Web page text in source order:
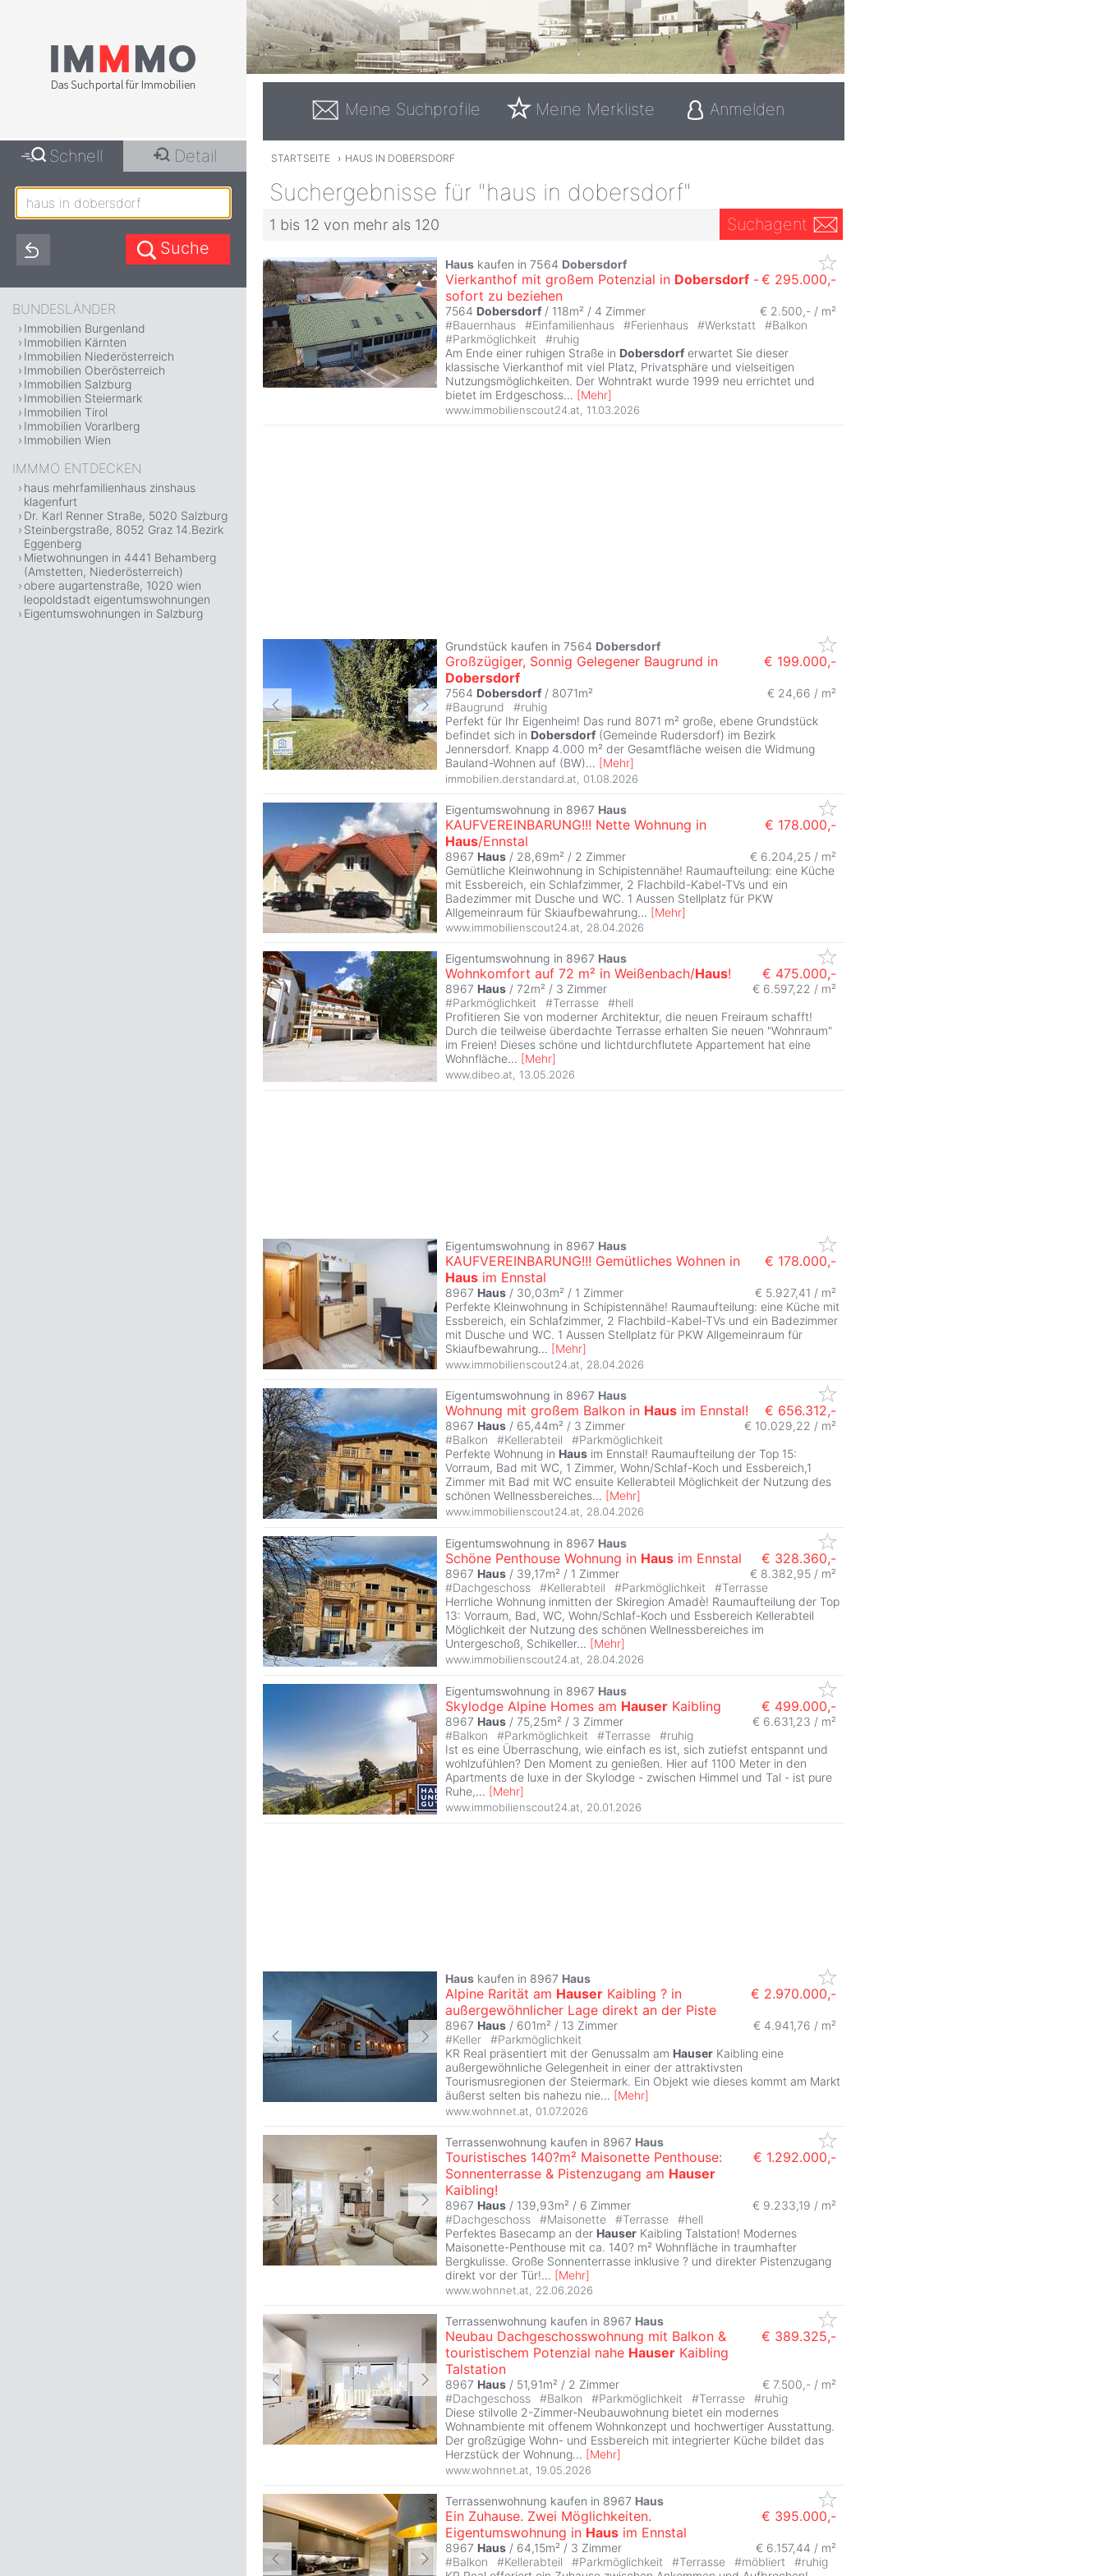
Meine Suchprofile Meine Merkliste Anmelden
STARTSEITE › HAUS IN DOBERSDORF
Suchergebnisse für "haus in dobersdorf"
1 bis 12 von mehr als 120 Suchagent
Haus kaufen in 7564 Dobersdorf
Vierkanthof mit großem Potenzial in Dobersdorf -
sofort zu beziehen
€ 295.000,-
7564 Dobersdorf / 118m² / 4 Zimmer
€ 2.500,- / m²
#Bauernhaus #Einfamilienhaus #Ferienhaus #Werkstatt #Balkon
#Parkmöglichkeit #ruhig
Am Ende einer ruhigen Straße in Dobersdorf erwartet Sie dieser
klassische Vierkanthof mit viel Platz, Privatsphäre und vielseitigen
Nutzungsmöglichkeiten. Der Wohntrakt wurde 1999 neu errichtet und
bietet im Erdgeschoss... [Mehr]
www.immobilienscout24.at 11.03.2026
Grundstück kaufen in 7564 Dobersdorf
Großzügiger, Sonnig Gelegener Baugrund in
Dobersdorf
€ 199.000,-
7564 Dobersdorf / 8071m² € 24,66 / m²
#Baugrund #ruhig
Perfekt für Ihr Eigenheim! Das rund 8071 m² große, ebene Grundstück
befindet sich in Dobersdorf (Gemeinde Rudersdorf) im Bezirk
Jennersdorf. Knapp 4.000 m² der Gesamtfläche weisen die Widmung
Bauland-Wohnen auf (BW)... [Mehr]
immobilien.derstandard.at 01.08.2026
Eigentumswohnung in 8967 Haus
KAUFVEREINBARUNG!!! Nette Wohnung in
Haus/Ennstal
€ 178.000,-
8967 Haus / 28,69m² / 2 Zimmer
€ 6.204,25 / m²
Gemütliche Kleinwohnung in Schipistennähe! Raumaufteilung: eine Küche
mit Essbereich, ein Schlafzimmer, 2 Flachbild-Kabel-TVs und ein
Badezimmer mit Dusche und WC. 1 Aussen Stellplatz für PKW
Allgemeinraum für Skiaufbewahrung... [Mehr]
www.immobilienscout24.at, 28.04.2026
Eigentumswohnung in 8967 Haus
Wohnkomfort auf 72 m² in Weißenbach/Haus! € 475.000,-
8967 Haus / 72m² / 3 Zimmer
€ 6.597,22 / m²
#Parkmöglichkeit #Terrasse #hell
Profitieren Sie von moderner Architektur, die neuen Freiraum schafft!
Durch die teilweise überdachte Terrasse erhalten Sie neuen "Wohnraum"
im Freien! Dieses schöne und lichtdurchflutete Appartement hat eine
Wohnfläche... [Mehr]
www.dibeo.at 13.05.2026
Eigentumswohnung in 8967 Haus
KAUFVEREINBARUNG!!! Gemütliches Wohnen in
Haus im Ennstal
€ 178.000,-
8967 Haus / 30,03m² / 1 Zimmer
€ 5.927,41 / m²
Perfekte Kleinwohnung in Schipistennähe! Raumaufteilung: eine Küche mit
Essbereich, ein Schlafzimmer, 2 Flachbild-Kabel-TVs und ein Badezimmer
mit Dusche und WC. 1 Aussen Stellplatz für PKW Allgemeinraum für
Skiaufbewahrung... [Mehr]
www.immobilienscout24.at 28.04.2026
Eigentumswohnung in 8967 Haus
Wohnung mit großem Balkon in Haus im Ennstal! € 656.312,-
8967 Haus / 65,44m² / 3 Zimmer
€ 10.029,22 / m²
#Balkon #Kellerabteil #Parkmöglichkeit
Perfekte Wohnung in Haus im Ennstal! Raumaufteilung der Top 15:
Vorraum, Bad mit WC, 1 Zimmer, Wohn/Schlaf-Koch und Essbereich,1
Zimmer mit Bad mit WC ensuite Kellerabteil Möglichkeit der Nutzung des
schönen Wellnessbereiches... [Mehr]
www.immobilienscout24.at 28.04.2026
Eigentumswohnung in 8967 Haus
Schöne Penthouse Wohnung in Haus im Ennstal € 328.360,-
8967 Haus / 39,17m² / 1 Zimmer
€ 8.382,95 / m²
#Dachgeschoss #Kellerabteil #Parkmöglichkeit #Terrasse
Herrliche Wohnung inmitten der Skiregion Amadè! Raumaufteilung der Top
13: Vorraum, Bad, WC, Wohn/Schlaf-Koch und Essbereich Kellerabteil
Möglichkeit der Nutzung des schönen Wellnessbereiches im
Untergeschoß, Schikeller... [Mehr]
www.immobilienscout24.at 28.04.2026
Eigentumswohnung in 8967 Haus
Skylodge Alpine Homes am Hauser Kaibling € 499.000,-
8967 Haus / 75,25m² / 3 Zimmer
€ 6.631,23 / m²
#Balkon #Parkmöglichkeit #Terrasse #ruhig
Ist es eine Überraschung, wie einfach es ist, sich zutiefst entspannt und
wohlzufühlen? Den Moment zu genießen. Hier auf 1100 Meter in den
Apartments de luxe in der Skylodge - zwischen Himmel und Tal - ist pure
Ruhe,... [Mehr]
www.immobilienscout24.at 20.01.2026
Haus kaufen in 8967 Haus
Alpine Rarität am Hauser Kaibling ? in
außergewöhnlicher Lage direkt an der Piste
€ 2.970.000,-
8967 Haus / 601m² / 13 Zimmer € 4.941,76 / m²
#Keller #Parkmöglichkeit
KR Real präsentiert mit der Genussalm am Hauser Kaibling eine
außergewöhnliche Gelegenheit in einer der attraktivsten
Tourismusregionen der Steiermark. Ein Objekt wie dieses kommt am Markt
äußerst selten bis nahezu nie... [Mehr]
www.wohnnet.at 01.07.2026
Terrassenwohnung kaufen in 8967 Haus
Touristisches 140?m² Maisonette Penthouse:
Sonnenterrasse & Pistenzugang am Hauser
Kaibling!
€ 1.292.000,-
8967 Haus / 139,93m² / 6 Zimmer € 9.233,19 / m²
#Dachgeschoss #Maisonette #Terrasse #hell
Perfektes Basecamp an der Hauser Kaibling Talstation! Modernes
Maisonette-Penthouse mit ca. 140? m² Wohnfläche in traumhafter
Bergkulisse. Große Sonnenterrasse inklusive ? und direkter Pistenzugang
direkt vor der Tür!... [Mehr]
www.wohnnet.at 22.06.2026
Terrassenwohnung kaufen in 8967 Haus
Neubau Dachgeschosswohnung mit Balkon &
touristischem Potenzial nahe Hauser Kaibling
Talstation
€ 389.325,-
8967 Haus / 51,91m² / 2 Zimmer € 7.500,- / m²
#Dachgeschoss #Balkon #Parkmöglichkeit #Terrasse #ruhig
Diese stilvolle 2-Zimmer-Neubauwohnung bietet ein modernes
Wohnambiente mit offenem Wohnkonzept und hochwertiger Ausstattung.
Der großzügige Wohn- und Essbereich mit integrierter Küche bildet das
Herzstück der Wohnung... [Mehr]
www.wohnnet.at 19.05.2026
Terrassenwohnung kaufen in 8967 Haus
Ein Zuhause. Zwei Möglichkeiten.
Eigentumswohnung in Haus im Ennstal
€ 395.000,-
8967 Haus / 64,15m² / 3 Zimmer € 6.157,44 / m²
#Balkon #Kellerabteil #Parkmöglichkeit #Terrasse #möbliert #ruhig
Schnell Detail
BUNDESLÄNDER
Immobilien Burgenland
Immobilien Kärnten
Immobilien Niederösterreich
Immobilien Oberösterreich
Immobilien Salzburg
Immobilien Steiermark
Immobilien Tirol
Immobilien Vorarlberg
Immobilien Wien
IMMMO ENTDECKEN
haus mehrfamilienhaus zinshaus
klagenfurt
Dr. Karl Renner Straße, 5020 Salzburg
Steinbergstraße, 8052 Graz 14.Bezirk
Eggenberg
Mietwohnungen in 4441 Behamberg
(Amstetten, Niederösterreich)
obere augartenstraße, 1020 wien
leopoldstadt eigentumswohnungen
Eigentumswohnungen in Salzburg